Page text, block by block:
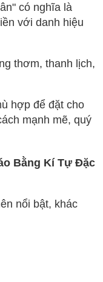
có nghĩa là
với danh hiệu
thơm, thanh lịch,
hợp để đặt cho
mạnh mẽ, quý
Bằng Kí Tự Đặc
nổi bật, khác